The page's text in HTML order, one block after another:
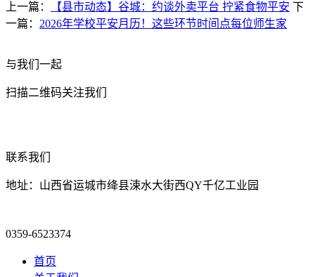
上一篇： 【县市动态】谷城：约谈外卖平台 拧紧食物平安 下
一篇： 2026年学校平安月历！这些环节时间点每位师生家
与我们一起
扫描二维码关注我们
联系我们
地址：山西省运城市绛县涑水大街西QY千亿工业园
0359-6523374
首页